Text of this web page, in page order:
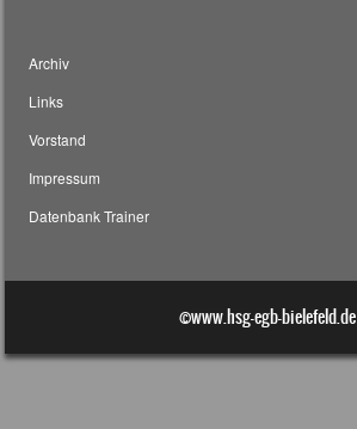
Archiv
Links
Vorstand
Impressum
Datenbank Trainer
©www.hsg-egb-bielefeld.de